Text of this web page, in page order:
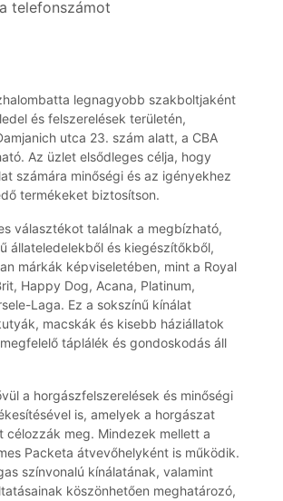
telefonszámot
legnagyobb szakboltjaként
és felszerelések területén,
utca 23. szám alatt, a CBA
Az üzlet elsődleges célja, hogy
számára minőségi és az igényekhez
termékeket biztosítson.
választékot találnak a megbízható,
állateledelekből és kiegészítőkből,
márkák képviseletében, mint a Royal
Happy Dog, Acana, Platinum,
Laga. Ez a sokszínű kínálat
macskák és kisebb háziállatok
táplálék és gondoskodás áll
a horgászfelszerelések és minőségi
is, amelyek a horgászat
célozzák meg. Mindezek mellett a
Packeta átvevőhelyként is működik.
színvonalú kínálatának, valamint
köszönhetően meghatározó,